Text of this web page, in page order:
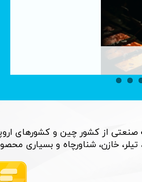
صنعتی از کشور چین و کشورهای
خازن، شناورچاه و بسیاری